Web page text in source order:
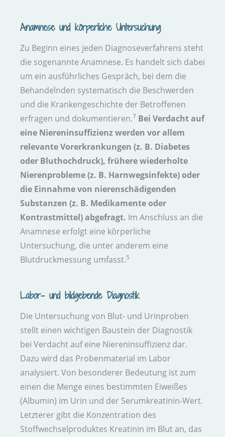
Anamnese und körperliche Untersuchung
Zu Beginn eines jeden Diagnose­verfahrens steht
die sogenannte Anamnese. Es handelt sich dabei
um ein ausführliches Gespräch, bei dem die
Behandelnden systematisch die Beschwerden
und die Kranken­geschichte der Betroffenen
erfragen und dokumentieren.7 Bei Verdacht auf
eine Nieren­insuffizienz werden vor allem
relevante Vorerkrankungen (z. B. Diabetes
oder Bluthochdruck), frühere wiederholte
Nieren­probleme (z. B. Harnwegs­infekte) oder
die Einnahme von nierenschädigenden
Substanzen (z. B. Medikamente oder
Kontrast­mittel) abgefragt. Im Anschluss an die
Anamnese erfolgt eine körperliche
Untersuchung, die unter anderem eine
Blutdruck­messung umfasst.5
Labor- und bildgebende Diagnostik
Die Untersuchung von Blut- und Urin­proben
stellt einen wichtigen Baustein der Diagnostik
bei Verdacht auf eine Nieren­insuffizienz dar.
Dazu wird das Proben­material im Labor
analysiert. Von besonderer Bedeutung ist zum
einen die Menge eines bestimmten Eiweißes
(Albumin) im Urin und der Serumkreatinin-Wert.
Letzterer gibt die Konzentration des
Stoffwechsel­produktes Kreatinin im Blut an, das